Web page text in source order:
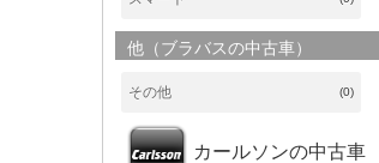
他（ブラバスの中古車）
その他 (0)
カールソンの中古車